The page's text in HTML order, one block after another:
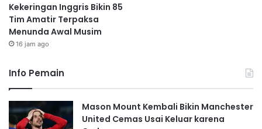
Kekeringan Inggris Bikin 85
Tim Amatir Terpaksa
Menunda Awal Musim
16 jam ago
Info Pemain
Mason Mount Kembali Bikin Manchester
United Cemas Usai Keluar karena